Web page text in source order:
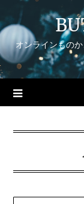
to
content
オンラインもの